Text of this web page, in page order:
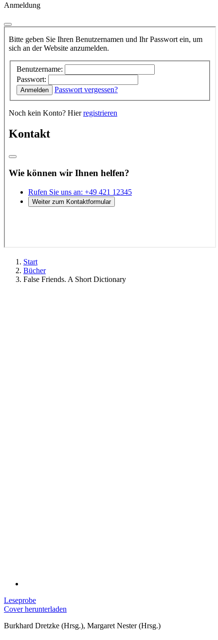
Anmeldung
Start
Bücher
False Friends. A Short Dictionary
Leseprobe
Cover herunterladen
Burkhard Dretzke (Hrsg.), Margaret Nester (Hrsg.)